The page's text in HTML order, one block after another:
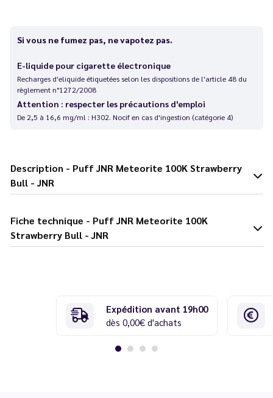
Si vous ne fumez pas, ne vapotez pas.
E-liquide pour cigarette électronique
Recharges d'eliquide étiquetées selon les dispositions de l'article 48 du
règlement n°1272/2008
Attention : respecter les précautions d'emploi
De 2,5 à 16,6 mg/ml : H302. Nocif en cas d'ingestion (catégorie 4)
Description - Puff JNR Meteorite 100K Strawberry
Bull - JNR
Fiche technique - Puff JNR Meteorite 100K
Strawberry Bull - JNR
Expédition avant 19h00
dès 0,00€ d'achats